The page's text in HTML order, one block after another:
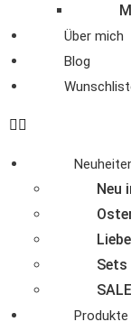
Über mich
Blog
Neu
Liebe
Sets
Produkte